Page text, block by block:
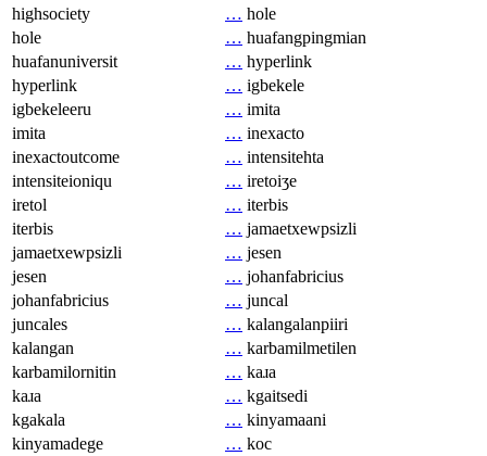
highsociety
… hole
hole
… huafangpingmian
huafanuniversit
… hyperlink
hyperlink
… igbekele
igbekeleeru
… imita
imita
… inexacto
inexactoutcome
… intensitehta
intensiteioniqu
… iretoiʒe
iretol
… iterbis
iterbis
… jamaetxewpsizli
jamaetxewpsizli
… jesen
jesen
… johanfabricius
johanfabricius
… juncal
juncales
… kalangalanpiiri
kalangan
… karbamilmetilen
karbamilornitin
… kaɹa
kaɹa
… kgaitsedi
kgakala
… kinyamaani
kinyamadege
… koc